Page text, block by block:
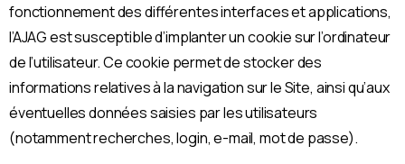
fonctionnement des différentes interfaces et applications,
l’AJAG est susceptible d’implanter un cookie sur l’ordinateur
de l’utilisateur. Ce cookie permet de stocker des
informations relatives à la navigation sur le Site, ainsi qu’aux
éventuelles données saisies par les utilisateurs
(notamment recherches, login, e-mail, mot de passe).